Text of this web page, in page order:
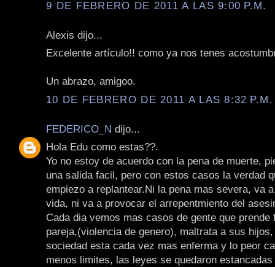
9 DE FEBRERO DE 2011 A LAS 9:00 P.M.
Alexis dijo...
Excelente artículo!! como ya nos tenes
Un abrazo, amigoo.
10 DE FEBRERO DE 2011 A LAS 8:32 P.M.
FEDERICO_N dijo...
Hola Edu como estas??.
Yo no estoy de acuerdo con la pena de muerte,
una salida facil, pero con estos casos la verdad
empiezo a replantear.Ni la pena mas severa, va
vida, ni va a provocar el arrepentmiento del
Cada dia vemos mas casos de gente que prende
pareja,(violencia de genero), maltrata a sus
sociedad esta cada vez mas enferma y lo peor
menos limites, las leyes se quedaron